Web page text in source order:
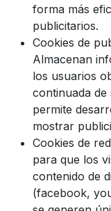
forma más
publicitarios.
Cookies de
Almacenan
los usuarios
continuada de
permite
mostrar
Cookies de
para que los
contenido de
(facebook,